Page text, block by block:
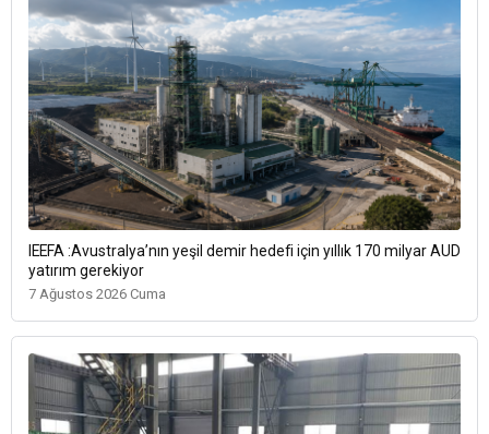
IEEFA :Avustralya’nın yeşil demir hedefi için yıllık 170 milyar AUD
yatırım gerekiyor
7 Ağustos 2026 Cuma